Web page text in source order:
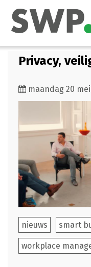
Privacy,
maandag 20 mei
nieuws smart
workplace